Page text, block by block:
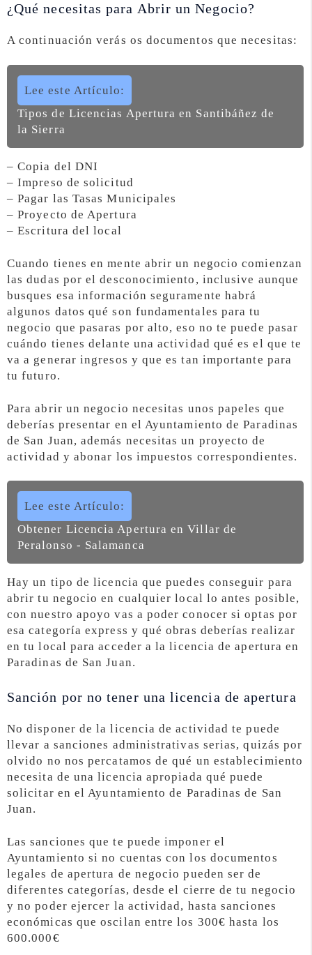
¿Qué necesitas para Abrir un Negocio?
A continuación verás os documentos que necesitas:
Lee este Artículo:
Tipos de Licencias Apertura en Santibáñez de
la Sierra
– Copia del DNI
– Impreso de solicitud
– Pagar las Tasas Municipales
– Proyecto de Apertura
– Escritura del local
Cuando tienes en mente abrir un negocio comienzan
las dudas por el desconocimiento, inclusive aunque
busques esa información seguramente habrá
algunos datos qué son fundamentales para tu
negocio que pasaras por alto, eso no te puede pasar
cuándo tienes delante una actividad qué es el que te
va a generar ingresos y que es tan importante para
tu futuro.
Para abrir un negocio necesitas unos papeles que
deberías presentar en el Ayuntamiento de Paradinas
de San Juan, además necesitas un proyecto de
actividad y abonar los impuestos correspondientes.
Lee este Artículo:
Obtener Licencia Apertura en Villar de
Peralonso - Salamanca
Hay un tipo de licencia que puedes conseguir para
abrir tu negocio en cualquier local lo antes posible,
con nuestro apoyo vas a poder conocer si optas por
esa categoría express y qué obras deberías realizar
en tu local para acceder a la licencia de apertura en
Paradinas de San Juan.
Sanción por no tener una licencia de apertura
No disponer de la licencia de actividad te puede
llevar a sanciones administrativas serias, quizás por
olvido no nos percatamos de qué un establecimiento
necesita de una licencia apropiada qué puede
solicitar en el Ayuntamiento de Paradinas de San
Juan.
Las sanciones que te puede imponer el
Ayuntamiento si no cuentas con los documentos
legales de apertura de negocio pueden ser de
diferentes categorías, desde el cierre de tu negocio
y no poder ejercer la actividad, hasta sanciones
económicas que oscilan entre los 300€ hasta los
600.000€